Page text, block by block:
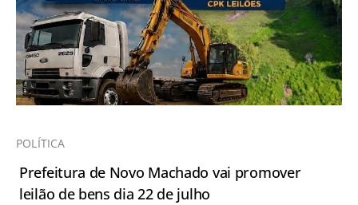
POLÍTICA
Prefeitura de Novo Machado vai promover
leilão de bens dia 22 de julho